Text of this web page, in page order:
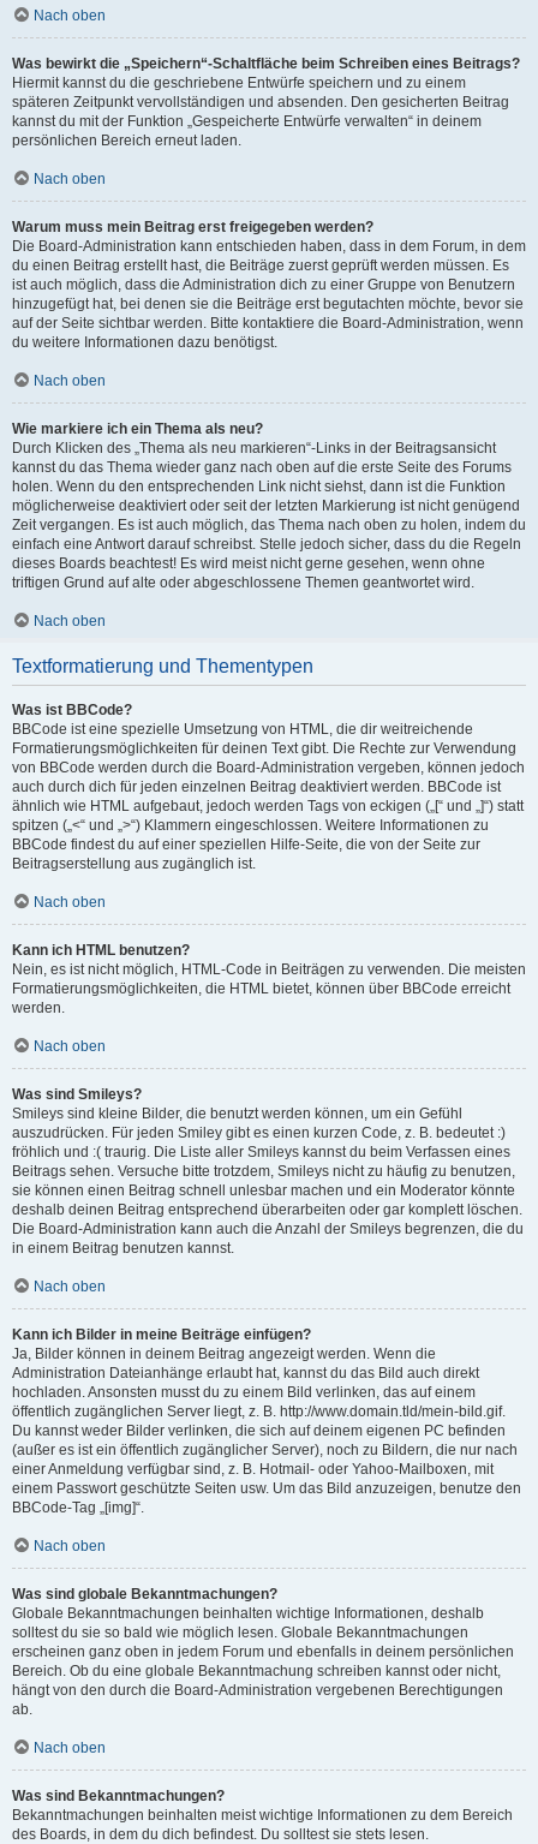
Nach oben
Was bewirkt die „Speichern“-Schaltfläche beim Schreiben eines Beitrags?
Hiermit kannst du die geschriebene Entwürfe speichern und zu einem
späteren Zeitpunkt vervollständigen und absenden. Den gesicherten Beitrag
kannst du mit der Funktion „Gespeicherte Entwürfe verwalten“ in deinem
persönlichen Bereich erneut laden.
Nach oben
Warum muss mein Beitrag erst freigegeben werden?
Die Board-Administration kann entschieden haben, dass in dem Forum, in dem
du einen Beitrag erstellt hast, die Beiträge zuerst geprüft werden müssen. Es
ist auch möglich, dass die Administration dich zu einer Gruppe von Benutzern
hinzugefügt hat, bei denen sie die Beiträge erst begutachten möchte, bevor sie
auf der Seite sichtbar werden. Bitte kontaktiere die Board-Administration, wenn
du weitere Informationen dazu benötigst.
Nach oben
Wie markiere ich ein Thema als neu?
Durch Klicken des „Thema als neu markieren“-Links in der Beitragsansicht
kannst du das Thema wieder ganz nach oben auf die erste Seite des Forums
holen. Wenn du den entsprechenden Link nicht siehst, dann ist die Funktion
möglicherweise deaktiviert oder seit der letzten Markierung ist nicht genügend
Zeit vergangen. Es ist auch möglich, das Thema nach oben zu holen, indem du
einfach eine Antwort darauf schreibst. Stelle jedoch sicher, dass du die Regeln
dieses Boards beachtest! Es wird meist nicht gerne gesehen, wenn ohne
triftigen Grund auf alte oder abgeschlossene Themen geantwortet wird.
Nach oben
Textformatierung und Thementypen
Was ist BBCode?
BBCode ist eine spezielle Umsetzung von HTML, die dir weitreichende
Formatierungsmöglichkeiten für deinen Text gibt. Die Rechte zur Verwendung
von BBCode werden durch die Board-Administration vergeben, können jedoch
auch durch dich für jeden einzelnen Beitrag deaktiviert werden. BBCode ist
ähnlich wie HTML aufgebaut, jedoch werden Tags von eckigen („[“ und „]“) statt
spitzen („<“ und „>“) Klammern eingeschlossen. Weitere Informationen zu
BBCode findest du auf einer speziellen Hilfe-Seite, die von der Seite zur
Beitragserstellung aus zugänglich ist.
Nach oben
Kann ich HTML benutzen?
Nein, es ist nicht möglich, HTML-Code in Beiträgen zu verwenden. Die meisten
Formatierungsmöglichkeiten, die HTML bietet, können über BBCode erreicht
werden.
Nach oben
Was sind Smileys?
Smileys sind kleine Bilder, die benutzt werden können, um ein Gefühl
auszudrücken. Für jeden Smiley gibt es einen kurzen Code, z. B. bedeutet :)
fröhlich und :( traurig. Die Liste aller Smileys kannst du beim Verfassen eines
Beitrags sehen. Versuche bitte trotzdem, Smileys nicht zu häufig zu benutzen,
sie können einen Beitrag schnell unlesbar machen und ein Moderator könnte
deshalb deinen Beitrag entsprechend überarbeiten oder gar komplett löschen.
Die Board-Administration kann auch die Anzahl der Smileys begrenzen, die du
in einem Beitrag benutzen kannst.
Nach oben
Kann ich Bilder in meine Beiträge einfügen?
Ja, Bilder können in deinem Beitrag angezeigt werden. Wenn die
Administration Dateianhänge erlaubt hat, kannst du das Bild auch direkt
hochladen. Ansonsten musst du zu einem Bild verlinken, das auf einem
öffentlich zugänglichen Server liegt, z. B. http://www.domain.tld/mein-bild.gif.
Du kannst weder Bilder verlinken, die sich auf deinem eigenen PC befinden
(außer es ist ein öffentlich zugänglicher Server), noch zu Bildern, die nur nach
einer Anmeldung verfügbar sind, z. B. Hotmail- oder Yahoo-Mailboxen, mit
einem Passwort geschützte Seiten usw. Um das Bild anzuzeigen, benutze den
BBCode-Tag „[img]“.
Nach oben
Was sind globale Bekanntmachungen?
Globale Bekanntmachungen beinhalten wichtige Informationen, deshalb
solltest du sie so bald wie möglich lesen. Globale Bekanntmachungen
erscheinen ganz oben in jedem Forum und ebenfalls in deinem persönlichen
Bereich. Ob du eine globale Bekanntmachung schreiben kannst oder nicht,
hängt von den durch die Board-Administration vergebenen Berechtigungen
ab.
Nach oben
Was sind Bekanntmachungen?
Bekanntmachungen beinhalten meist wichtige Informationen zu dem Bereich
des Boards, in dem du dich befindest. Du solltest sie stets lesen.